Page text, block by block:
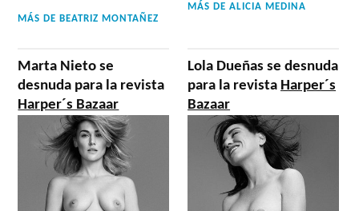
MÁS DE BEATRIZ MONTAÑEZ
MÁS DEALICIA MEDINA
Marta Nieto se
desnuda para la revista
Harper´s Bazaar
Lola Dueñas se desnuda
para la revista Harper´s
Bazaar